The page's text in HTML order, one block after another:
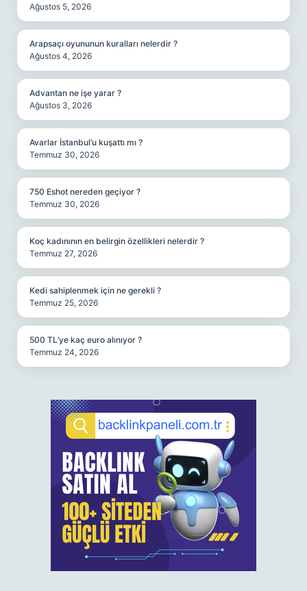
Ağustos 5, 2026
Arapsaçı oyununun kuralları nelerdir ?
Ağustos 4, 2026
Advantan ne işe yarar ?
Ağustos 3, 2026
Avarlar İstanbul’u kuşattı mı ?
Temmuz 30, 2026
750 Eshot nereden geçiyor ?
Temmuz 30, 2026
Koç kadınının en belirgin özellikleri nelerdir ?
Temmuz 27, 2026
Kedi sahiplenmek için ne gerekli ?
Temmuz 25, 2026
500 TL’ye kaç euro alınıyor ?
Temmuz 24, 2026